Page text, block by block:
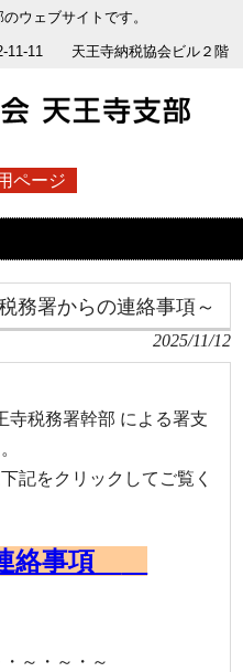
ウェブサイトです。
11-11 天王寺納税協会ビル２階
ページ
務署からの連絡事項～
2025/11/12
寺税務署幹部 による署支
記をクリックしてご覧く
絡事項
～・～・～